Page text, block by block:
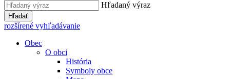
Hľadaný výraz
Hľadať
rozšírené vyhľadávanie
Obec
O obci
História
Symboly obce